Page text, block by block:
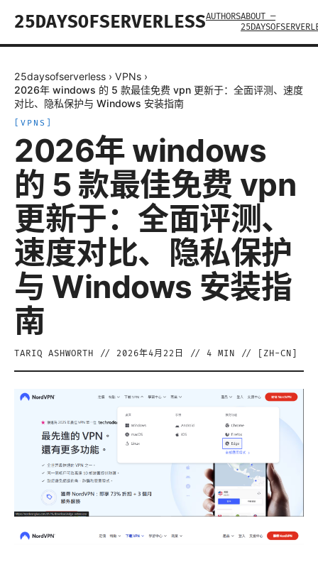
25DAYSOFSERVERLESSAUTHORSABOUT —
25daysofserverless › VPNs ›
2026年 windows 的 5 款最佳免费 vpn 更新于：全面评测、速度
对比、隐私保护与 Windows 安装指南
VPNS
2026年 windows
的 5 款最佳免费 vpn
更新于：全面评测、
速度对比、隐私保护
与 Windows 安装指
南
TARIQ ASHWORTH // 2026年4月22日 // 4 MIN // [ ZH-CN